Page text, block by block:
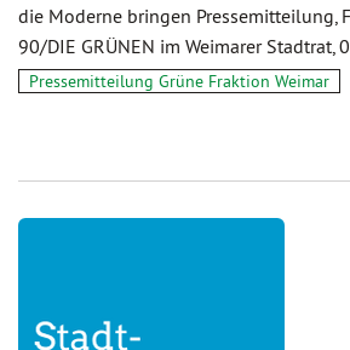
die Moderne bringen Pressemitteilung,
90/DIE GRÜNEN im Weimarer Stadtrat,
Pressemitteilung Grüne Fraktion Weimar